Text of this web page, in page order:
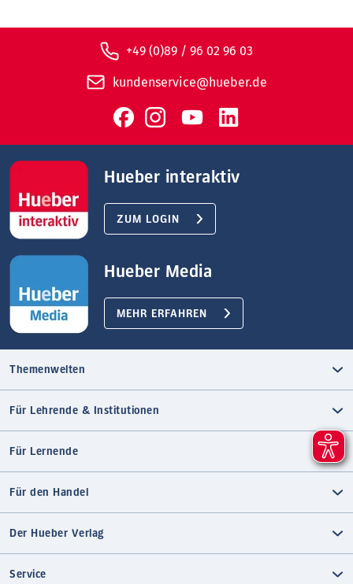
+49 (0)89 / 96 02 96 03
kundenservice@hueber.de
Hueber interaktiv
ZUM LOGIN
Hueber Media
MEHR ERFAHREN
Themenwelten
Für Lehrende & Institutionen
Für Lernende
Für den Handel
Der Hueber Verlag
Service